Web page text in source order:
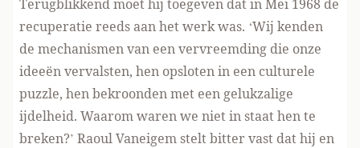
Terugblikkend moet hij toegeven dat in Mei 1968 de
recuperatie reeds aan het werk was. ‘Wij kenden
de mechanismen van een vervreemding die onze
ideeën vervalsten, hen opsloten in een culturele
puzzle, hen bekroonden met een gelukzalige
ijdelheid. Waarom waren we niet in staat hen te
breken?’ Raoul Vaneigem stelt bitter vast dat hij en